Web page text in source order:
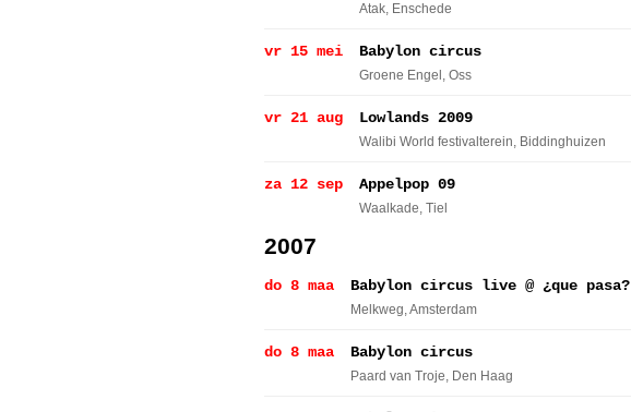
Atak, Enschede
vr 15 mei Babylon circus
Groene Engel , Oss
vr 21 aug Lowlands 2009
Walibi World festivalterein, Biddinghuizen
za 12 sep Appelpop 09
Waalkade, Tiel
2007
do 8 maa Babylon circus live @ ¿que pasa?
Melkweg, Amsterdam
do 8 maa Babylon circus
Paard van Troje, Den Haag